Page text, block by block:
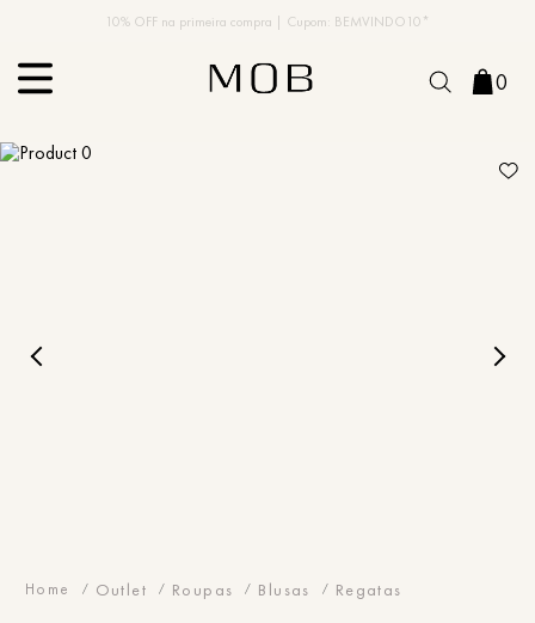
PIX MOB | 5%OFF - Seu look merece!
10% OFF na primeira compra | Cupom: BEMVINDO10*
0
Outlet Roupas Blusas Regatas